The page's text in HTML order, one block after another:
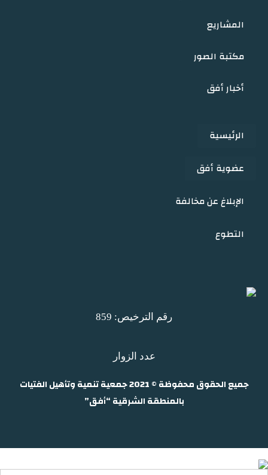
المشاريع
مكتبة الصور
أخبار أفق
الرئيسية
عضوية أفق
الإبلاغ عن مخالفة
التطوع
رقم الترخيص: 859
عدد الزوار
جميع الحقوق محفوظة © 2021 جمعية تنمية وتأهيل الفتيات
بالمنطقة الشرقية “أفق”